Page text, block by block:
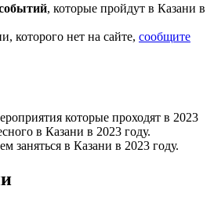
, которые пройдут в Казани в
которого нет на сайте, сообщите
которые проходят в 2023
в Казани в 2023 году.
заняться в Казани в 2023 году.